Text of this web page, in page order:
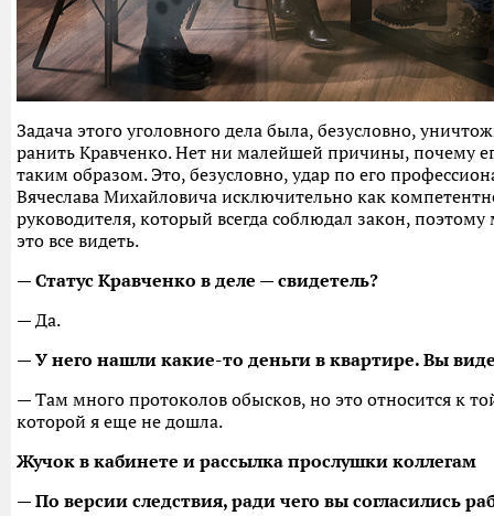
Задача этого уголовного дела была, безусловно,
ранить Кравченко. Нет ни малейшей причины, почему
таким образом. Это, безусловно, удар по его
Вячеслава Михайловича исключительно как
руководителя, который всегда соблюдал закон,
это все видеть.
— Статус Кравченко в деле — свидетель?
— Да.
— У него нашли какие-то деньги в квартире. Вы
— Там много протоколов обысков, но это относится к
которой я еще не дошла.
Жучок в кабинете и рассылка прослушки коллегам
— По версии следствия, ради чего вы согласились